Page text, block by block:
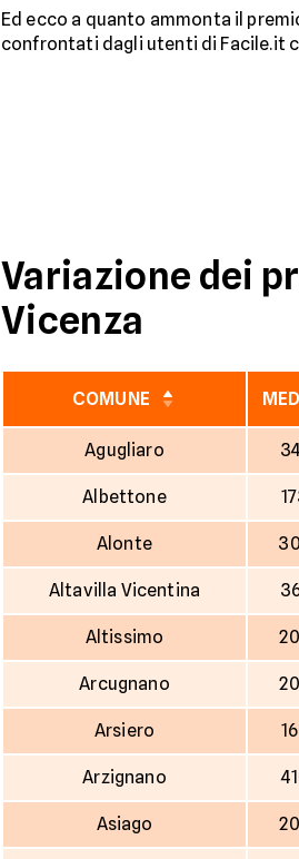
Ed ecco a quanto ammonta il
confrontati dagli utenti di Facile.it
Variazione dei
Vicenza
COMUNE
Agugliaro
Albettone
Alonte
Altavilla Vicentina
Altissimo
Arcugnano
Arsiero
Arzignano
Asiago